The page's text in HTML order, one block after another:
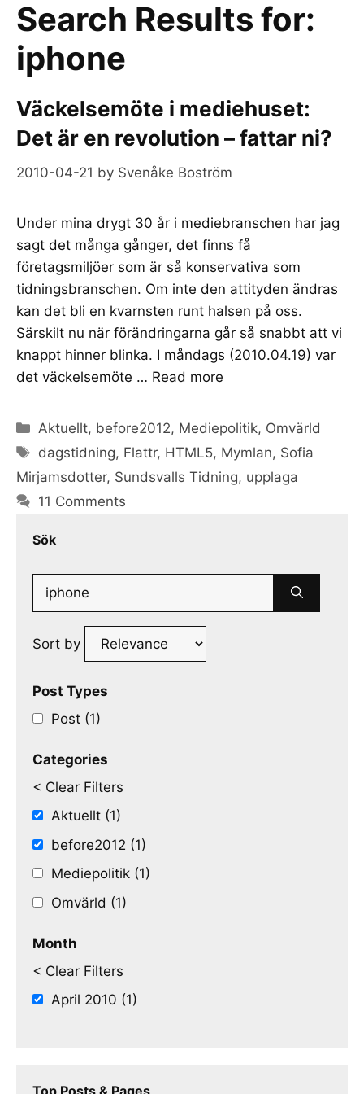
Search Results for:
iphone
Väckelsemöte i mediehuset:
Det är en revolution – fattar ni?
2010-04-21 by Svenåke Boström
Under mina drygt 30 år i mediebranschen har jag
sagt det många gånger, det finns få
företagsmiljöer som är så konservativa som
tidningsbranschen. Om inte den attityden ändras
kan det bli en kvarnsten runt halsen på oss.
Särskilt nu när förändringarna går så snabbt att vi
knappt hinner blinka. I måndags (2010.04.19) var
det väckelsemöte … Read more
Categories
Aktuellt, before2012, Mediepolitik, Omvärld
Tags
dagstidning, Flattr, HTML5, Mymlan, Sofia
Mirjamsdotter, Sundsvalls Tidning, upplaga
11 Comments
Sök
Search
for:
Sort by
Post Types
Post (1)
Categories
< Clear Filters
Aktuellt (1)
before2012 (1)
Mediepolitik (1)
Omvärld (1)
Month
< Clear Filters
April 2010 (1)
Top Posts & Pages